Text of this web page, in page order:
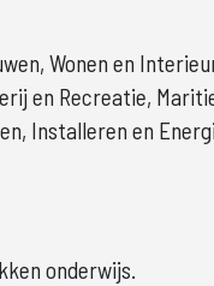
Wonen en
en Recreatie,
Installeren en
onderwijs.